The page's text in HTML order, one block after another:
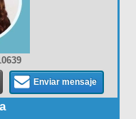
Enviar mensaje